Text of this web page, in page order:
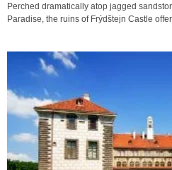
Perched dramatically atop jagged
Paradise, the ruins of Frýdštejn Castle